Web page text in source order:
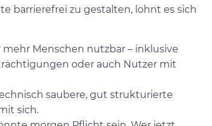
barrierefrei zu gestalten, lohnt es sich
Menschen nutzbar – inklusive
oder auch Nutzer mit
saubere, gut strukturierte
sich.